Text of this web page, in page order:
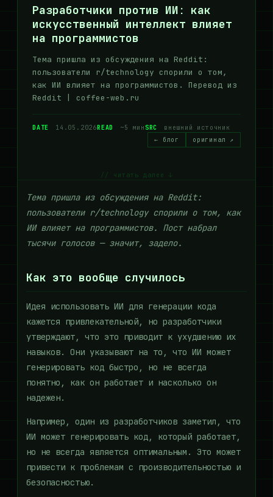
Разработчики против ИИ: как
искусственный интеллект влияет
на программистов
Тема пришла из обсуждения на Reddit:
пользователи r/technology спорили о том,
как ИИ влияет на программистов. Перевод из
Reddit | coffee-web.ru
DATE 14.05.2026READ ~5 минSRC
внешний источник
← блог
оригинал ↗
// читать далее ↓
Тема пришла из обсуждения на Reddit:
пользователи r/technology спорили о том, как
ИИ влияет на программистов. Пост набрал
тысячи голосов — значит, задело.
Как это вообще случилось
Идея использовать ИИ для генерации кода
кажется привлекательной, но разработчики
утверждают, что это приводит к ухудшению их
навыков. Они указывают на то, что ИИ может
генерировать код быстро, но не всегда
понятно, как он работает и насколько он
надежен.
Например, один из разработчиков заметил, что
ИИ может генерировать код, который работает,
но не всегда является оптимальным. Это может
привести к проблемам с производительностью и
безопасностью.